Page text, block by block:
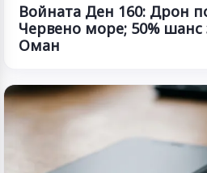
Войната Ден 160: Дрон
Червено море; 50% шанс
Оман